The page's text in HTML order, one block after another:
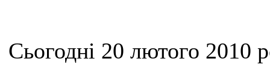
Сьогодні 20 лютого 2010